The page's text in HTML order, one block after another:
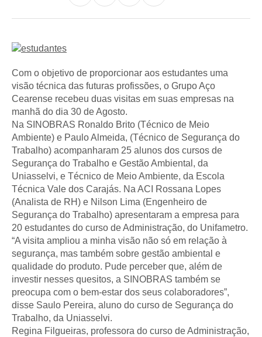
Com o objetivo de proporcionar aos estudantes uma
visão técnica das futuras profissões, o Grupo Aço
Cearense recebeu duas visitas em suas empresas na
manhã do dia 30 de Agosto.
Na SINOBRAS Ronaldo Brito (Técnico de Meio
Ambiente) e Paulo Almeida, (Técnico de Segurança do
Trabalho) acompanharam 25 alunos dos cursos de
Segurança do Trabalho e Gestão Ambiental, da
Uniasselvi, e Técnico de Meio Ambiente, da Escola
Técnica Vale dos Carajás. Na ACI Rossana Lopes
(Analista de RH) e Nilson Lima (Engenheiro de
Segurança do Trabalho) apresentaram a empresa para
20 estudantes do curso de Administração, do Unifametro.
“A visita ampliou a minha visão não só em relação à
segurança, mas também sobre gestão ambiental e
qualidade do produto. Pude perceber que, além de
investir nesses quesitos, a SINOBRAS também se
preocupa com o bem-estar dos seus colaboradores”,
disse Saulo Pereira, aluno do curso de Segurança do
Trabalho, da Uniasselvi.
Regina Filgueiras, professora do curso de Administração,